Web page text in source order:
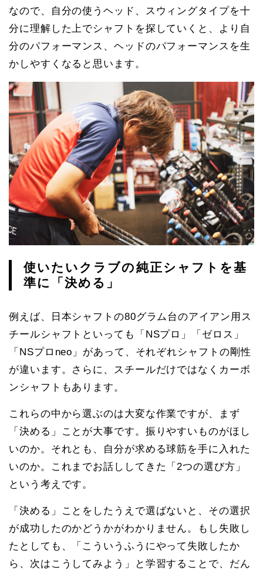
なので、自分の使うヘッド、スウィングタイプを十
分に理解した上でシャフトを探していくと、より自
分のパフォーマンス、ヘッドのパフォーマンスを生
かしやすくなると思います。
使いたいクラブの純正シャフトを基
準に「決める」
例えば、日本シャフトの80グラム台のアイアン用ス
チールシャフトといっても「NSプロ」「ゼロス」
「NSプロneo」があって、それぞれシャフトの剛性
が違います。さらに、スチールだけではなくカーボ
ンシャフトもあります。
これらの中から選ぶのは大変な作業ですが、まず
「決める」ことが大事です。振りやすいものがほし
いのか。それとも、自分が求める球筋を手に入れた
いのか。これまでお話ししてきた「2つの選び方」
という考えです。
「決める」ことをしたうえで選ばないと、その選択
が成功したのかどうかがわかりません。もし失敗し
たとしても、「こういうふうにやって失敗したか
ら、次はこうしてみよう」と学習することで、だん